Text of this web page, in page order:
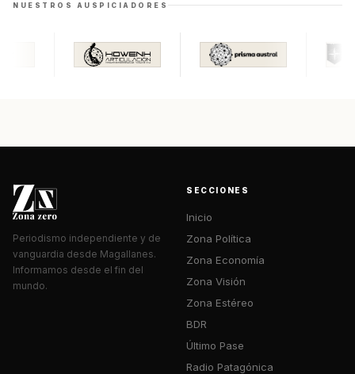
NUESTROS AUSPICIADORES
Periodismo independiente y de
vanguardia desde Magallanes.
Informamos desde el fin del
mundo.
SECCIONES
Inicio
Zona Política
Zona Economía
Zona Visión
Zona Estéreo
BDR
Último Pase
Radio Patagónica